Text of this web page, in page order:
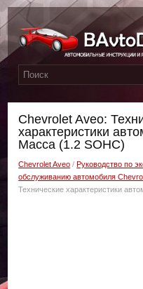
Chevrolet Aveo:
характеристики
Масса (1.2 SOHC)
Chevrolet Aveo /Руководство по
обслуживанию автомобиля
Технические характеристики